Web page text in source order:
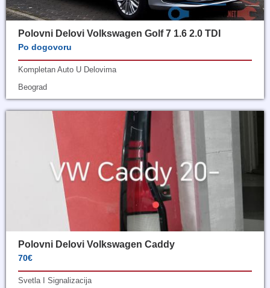
Polovni Delovi Volkswagen Golf 7 1.6 2.0 TDI
Po dogovoru
Kompletan Auto U Delovima
Beograd
Polovni Delovi Volkswagen Caddy
70€
Svetla I Signalizacija